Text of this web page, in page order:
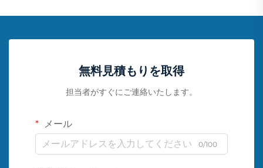
無料見積もりを取得
担当者がすぐにご連絡いたします。
メール
0/100